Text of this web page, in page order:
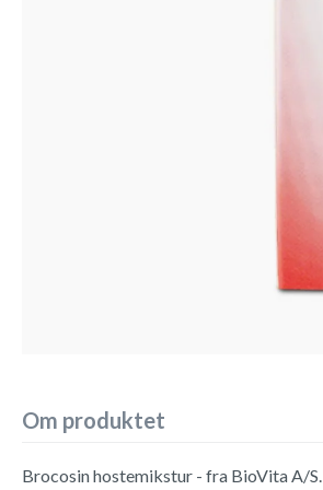
Om produktet
Brocosin hostemikstur - fra BioVita A/S.